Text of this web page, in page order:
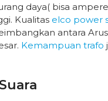
daya( bisa
Kualitas elco power
antara Arus
Kemampuan trafo